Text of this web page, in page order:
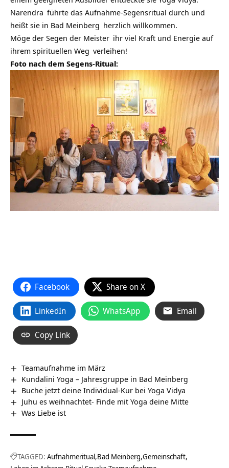
Narendra führte das Aufnahme-Segensritual durch und
heißt sie in Bad Meinberg herzlich willkommen.
Möge der Segen der Meister ihr viel Kraft und Energie auf
ihrem spirituellen Weg verleihen!
Foto nach dem Segens-Ritual:
Facebook Share on X
LinkedIn WhatsApp Email
Copy Link
Teamaufnahme im März
Kundalini Yoga – Jahresgruppe in Bad Meinberg
Buche jetzt deine Individual-Kur bei Yoga Vidya
Juhu es weihnachtet- Finde mit Yoga deine Mitte
Was Liebe ist
TAGGED: Aufnahmeritual Bad Meinberg Gemeinschaft